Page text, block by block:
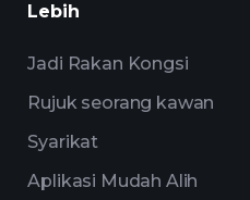
Lebih
Jadi Rakan Kongsi
Rujuk seorang kawan
Syarikat
Aplikasi Mudah Alih